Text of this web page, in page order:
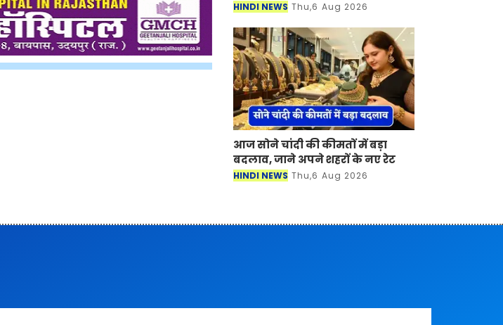
HINDI NEWS Thu,6 Aug 2026
आज सोने चांदी की कीमतों में बड़ा
बदलाव, जाने अपने शहरों के नए रेट
HINDI NEWS Thu,6 Aug 2026